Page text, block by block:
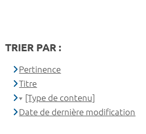
TRIER PAR :
Pertinence
Titre
[Type de contenu]
Date de dernière modification